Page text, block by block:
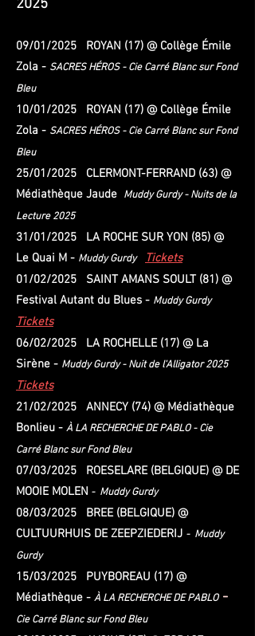
2025
09/01/2025 ROYAN (17) @ Collège Émile
Zola - SACRES HÉROS -Cie Carré Blanc sur Fond
Bleu
10/01/2025 ROYAN (17) @ Collège Émile
Zola - SACRES HÉROS -Cie Carré Blanc sur Fond
Bleu
25/01/2025 CLERMONT-FERRAND (63) @
Médiathèque Jaude Muddy Gurdy - Nuits de la
Lecture 2025
31/01/2025 LA ROCHE SUR YON (85) @
Le Quai M - Muddy Gurdy
Tickets
01/02/2025 SAINT AMANS SOULT (81) @
Festival Autant du Blues - Muddy Gurdy
Tickets
06/02/2025 LA ROCHELLE (17) @ La
Sirène - Muddy Gurdy - Nuit de l'Alligator 2025
Tickets
21/02/2025 ANNECY (74) @ Médiathèque
Bonlieu - À LA RECHERCHE DE PABLO - Cie
Carré Blanc sur Fond Bleu
07/03/2025 ROESELARE (BELGIQUE) @ DE
MOOIE MOLEN - Muddy Gurdy
08/03/2025 BREE (BELGIQUE) @
CULTUURHUIS DE ZEEPZIEDERIJ - Muddy
Gurdy
15/03/2025 PUYBOREAU (17) @
Médiathèque - À LA RECHERCHE DE PABLO-
Cie Carré Blanc sur Fond Bleu